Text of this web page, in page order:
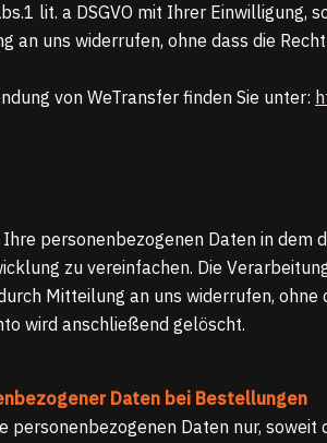
lit. a DSGVO mit Ihrer Einwilligung,
an uns widerrufen, ohne dass die
von WeTransfer finden Sie unter:
personenbezogenen Daten in
zu vereinfachen. Die
Mitteilung an uns widerrufen,
wird anschließend gelöscht.
Daten bei Bestellungen
Daten nur,